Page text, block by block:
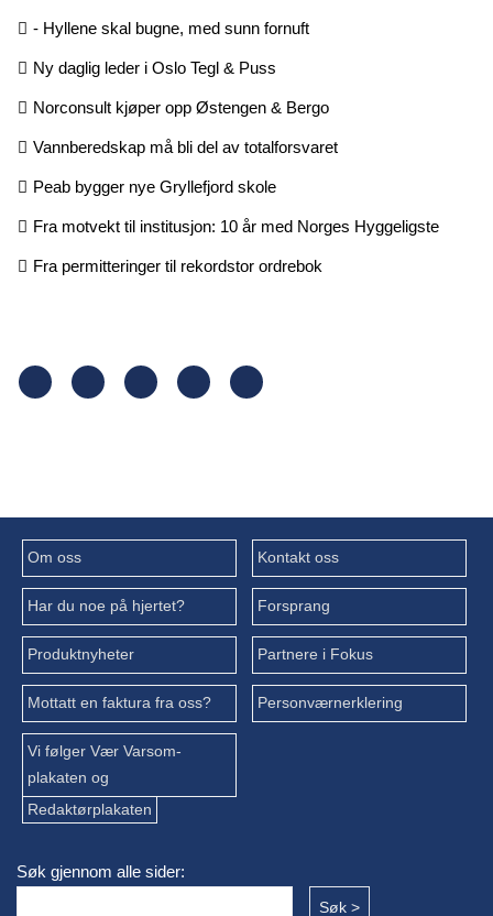
- Hyllene skal bugne, med sunn fornuft
Ny daglig leder i Oslo Tegl & Puss
Norconsult kjøper opp Østengen & Bergo
Vannberedskap må bli del av totalforsvaret
Peab bygger nye Gryllefjord skole
Fra motvekt til institusjon: 10 år med Norges Hyggeligste
Fra permitteringer til rekordstor ordrebok
Om oss Kontakt oss
Har du noe på hjertet? Forsprang
Produktnyheter Partnere i Fokus
Mottatt en faktura fra oss? Personværnerklering
Vi følger Vær Varsom-
plakaten og
Redaktørplakaten
Søk gjennom alle sider: